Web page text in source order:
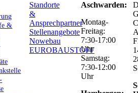
&
Standorte
&
Ansprechpartner
Stellenangebote
Nowebau
EUROBAUSTOFF
Aschwarden:
Montag-
Freitag:
7:30-17:00
Uhr
Samstag:
7:30-12:00
Uhr